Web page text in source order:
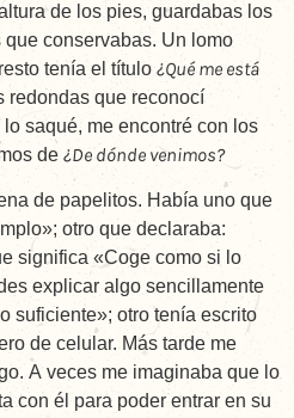
de los pies, guardabas los
conservabas. Un lomo
tenía el título ¿Qué me está
redondas que reconocí
saqué, me encontré con los
de ¿De dónde venimos?
de papelitos. Había uno que
otro que declaraba:
significa «Coge como si lo
explicar algo sencillamente
suficiente»; otro tenía escrito
de celular. Más tarde me
A veces me imaginaba que lo
con él para poder entrar en su